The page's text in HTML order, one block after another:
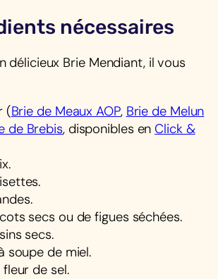
nécessaires
délicieux Brie Mendiant, il vous
(Brie de Meaux AOP, Brie de Melun
de Brebis, disponibles en Click &
secs ou de figues séchées.
secs.
soupe de miel.
de sel.